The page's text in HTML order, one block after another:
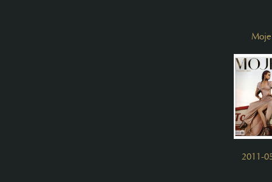
2011-